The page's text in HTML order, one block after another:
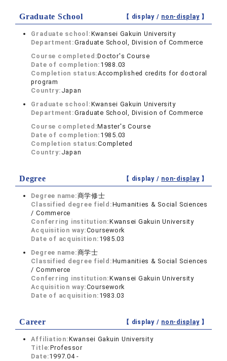
Graduate School 【 display / non-display】
Graduate school:Kwansei Gakuin University
Department:Graduate School, Division of Commerce
Course completed:Doctor's Course
Date of completion: 1988.03
Completion status:Accomplished credits for doctoral
program
Country: Japan
Graduate school:Kwansei Gakuin University
Department:Graduate School, Division of Commerce
Course completed:Master's Course
Date of completion: 1985.03
Completion status:Completed
Country: Japan
Degree 【 display / non-display】
Degree name:商学修士
Classified degree field:Humanities & Social Sciences
/ Commerce
Conferring institution:Kwansei Gakuin University
Acquisition way:Coursework
Date of acquisition: 1985.03
Degree name:商学士
Classified degree field:Humanities & Social Sciences
/ Commerce
Conferring institution:Kwansei Gakuin University
Acquisition way:Coursework
Date of acquisition: 1983.03
Career 【 display / non-display】
Affiliation:Kwansei Gakuin University
Title:Professor
Date:1997.04 -